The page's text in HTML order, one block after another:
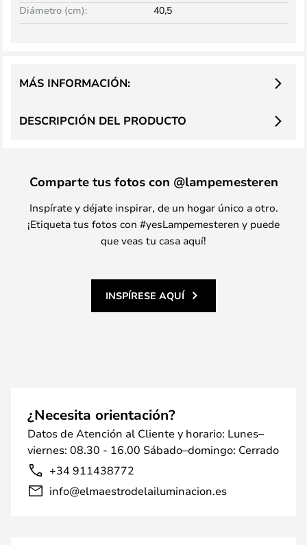
Diámetro (cm): 40,5
DESCRIPCIÓN DEL PRODUCTO
MÁS INFORMACIÓN:
Comparte tus fotos con @lampemesteren
Inspírate y déjate inspirar, de un hogar único a otro.
¡Etiqueta tus fotos con #yesLampemesteren y puede
que veas tu casa aquí!
INSPÍRESE AQUÍ
¿Necesita orientación?
Datos de Atención al Cliente y horario: Lunes–
viernes: 08.30 - 16.00 Sábado–domingo: Cerrado
+34 911438772
info@elmaestrodelailuminacion.es